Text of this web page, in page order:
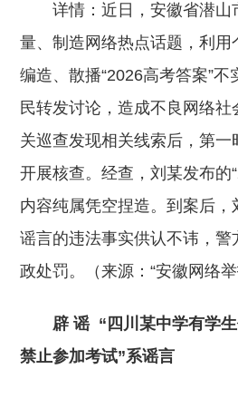
详情：近日，安徽省潜山
量、制造网络热点话题，利用
编造、散播“2026高考答案”不
民转发讨论，造成不良网络
关巡查发现相关线索后，第
开展核查。经查，刘某发布的
内容纯属凭空捏造。到案后，
谣言的违法事实供认不讳，
政处罚。（来源：“安徽网络举
辟 谣 “四川某中学有学
禁止参加考试”系谣言